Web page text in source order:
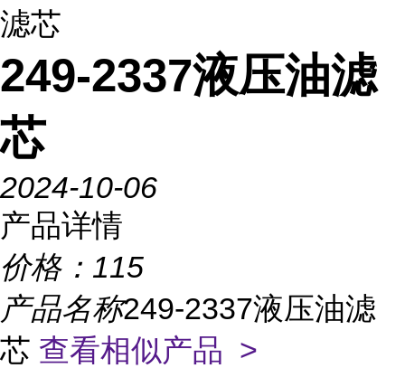
滤芯
249-2337液压油滤
芯
2024-10-06
产品详情
价格： 115
产品名称249-2337液压油滤
芯 查看相似产品 >